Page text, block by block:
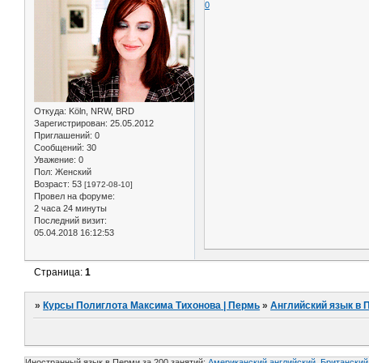
Откуда: Köln, NRW, BRD
Зарегистрирован: 25.05.2012
Приглашений: 0
Сообщений: 30
Уважение: 0
Пол: Женский
Возраст: 53 [1972-08-10]
Провел на форуме:
2 часа 24 минуты
Последний визит:
05.04.2018 16:12:53
0
Страница:1
» Курсы Полиглота Максима Тихонова | Пермь »Английский язык в